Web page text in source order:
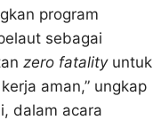
program
sebagai
zero fatalityuntuk
aman,” ungkap
dalam acara